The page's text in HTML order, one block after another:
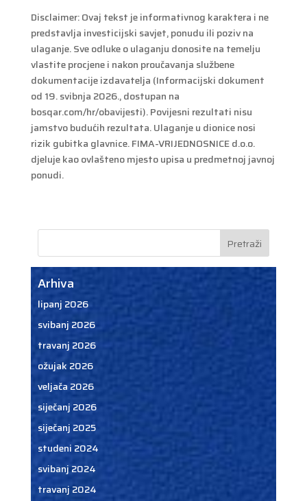
Disclaimer: Ovaj tekst je informativnog karaktera i ne
predstavlja investicijski savjet, ponudu ili poziv na
ulaganje. Sve odluke o ulaganju donosite na temelju
vlastite procjene i nakon proučavanja službene
dokumentacije izdavatelja (Informacijski dokument
od 19. svibnja 2026., dostupan na
bosqar.com/hr/obavijesti). Povijesni rezultati nisu
jamstvo budućih rezultata. Ulaganje u dionice nosi
rizik gubitka glavnice. FIMA-VRIJEDNOSNICE d.o.o.
djeluje kao ovlašteno mjesto upisa u predmetnoj javnoj
ponudi.
Arhiva
lipanj 2026
svibanj 2026
travanj 2026
ožujak 2026
veljača 2026
siječanj 2026
siječanj 2025
studeni 2024
svibanj 2024
travanj 2024